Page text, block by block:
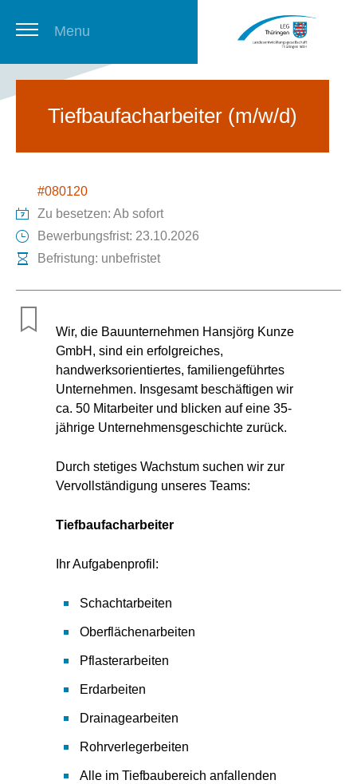
Menu
Newsletter
Tiefbaufacharbeiter (m/w/d)
#080120
Zu besetzen: Ab sofort
Bewerbungsfrist: 23.10.2026
Befristung: unbefristet
Wir, die Bauunternehmen Hansjörg Kunze
GmbH, sind ein erfolgreiches,
handwerksorientiertes, familiengeführtes
Unternehmen. Insgesamt beschäftigen wir
ca. 50 Mitarbeiter und blicken auf eine 35-
jährige Unternehmensgeschichte zurück.
Durch stetiges Wachstum suchen wir zur
Vervollständigung unseres Teams:
Tiefbaufacharbeiter
Ihr Aufgabenprofil:
Schachtarbeiten
Oberflächenarbeiten
Pflasterarbeiten
Erdarbeiten
Drainagearbeiten
Rohrverlegerbeiten
Alle im Tiefbaubereich anfallenden